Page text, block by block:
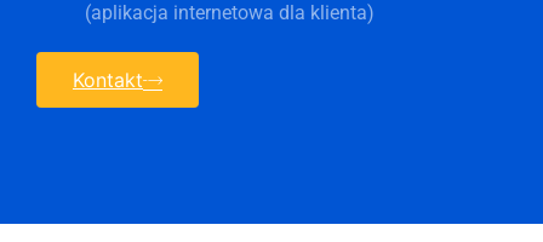
(aplikacja internetowa dla klienta)
Kontakt